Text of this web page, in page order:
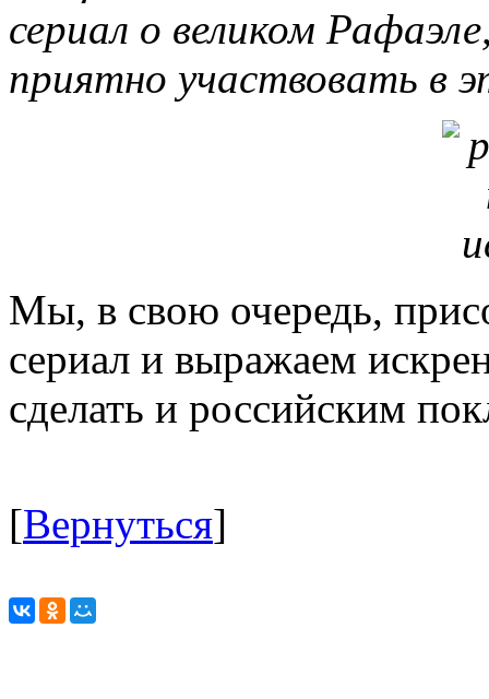
сериал о великом
приятно участвовать в
Мы, в свою очередь,
сериал и выражаем
сделать и российским
[Вернуться]